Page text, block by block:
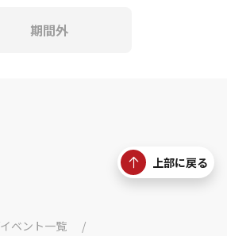
期間外
上部に戻る
イベント一覧